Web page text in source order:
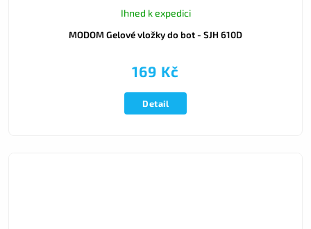
MODOM Gelové vložky do bot - SJH 610D
Ihned k expedici
169 Kč
Detail